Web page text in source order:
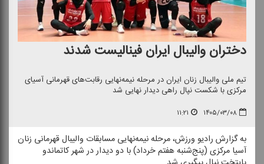
دختران والیبال ایران فینالیست شدند
تیم ملی والیبال زنان ایران در مرحله نیمه‌نهایی رقابت‌های قهرمانی آسیای
مركزی با شكست نپال راهی دیدار نهایی شد
۱۴۰۵/۰۳/۰۸ ۱۱:۲۱
به گزارش رادیو ورزش، مرحله نیمه‌نهایی مسابقات والیبال قهرمانی زنان
آسیا مركزی (پنج‌شنبه هفتم خرداد) با دو دیدار در شهر كاتماندو